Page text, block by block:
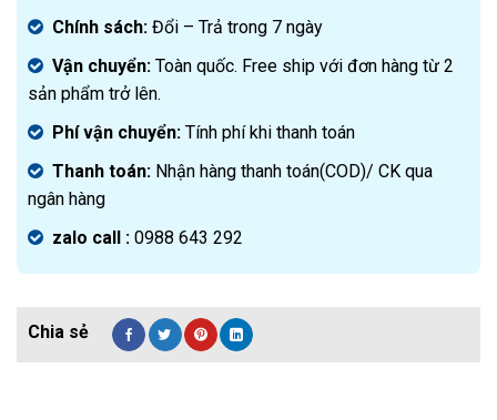
Chính sách: Đổi – Trả trong 7 ngày
Vận chuyển: Toàn quốc. Free ship với đơn hàng từ 2
sản phẩm trở lên.
Phí vận chuyển: Tính phí khi thanh toán
Thanh toán: Nhận hàng thanh toán(COD)/ CK qua
ngân hàng
zalo call : 0988 643 292